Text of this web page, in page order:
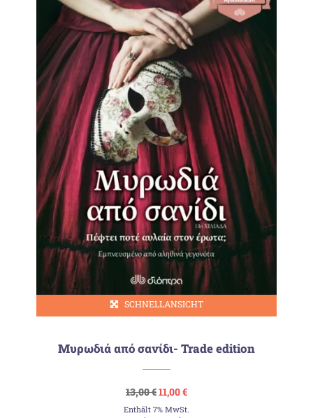
SCHNELLANSICHT
Μυρωδιά από σανίδι- Trade edition
13,00€Ursprünglicher
Preis
war:
11,00€Aktueller
ist:
Enthält 7% MwSt.